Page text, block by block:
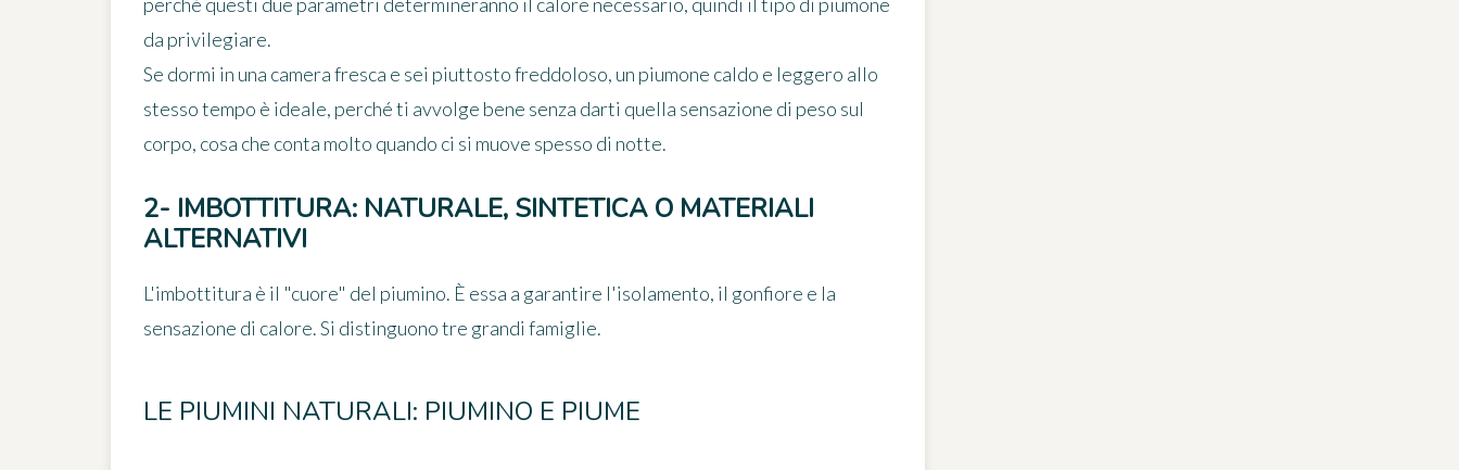
da privilegiare.
Se dormi in una camera fresca e sei piuttosto freddoloso, un piumone caldo e leggero allo
stesso tempo è ideale, perché ti avvolge bene senza darti quella sensazione di peso sul
corpo, cosa che conta molto quando ci si muove spesso di notte.
2- IMBOTTITURA: NATURALE, SINTETICA O MATERIALI
ALTERNATIVI
L'imbottitura è il "cuore" del piumino. È essa a garantire l'isolamento, il gonfiore e la
sensazione di calore. Si distinguono tre grandi famiglie.
LE PIUMINI NATURALI: PIUMINO E PIUME